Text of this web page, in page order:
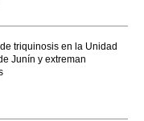
triquinosis en la Unidad
Junín y extreman